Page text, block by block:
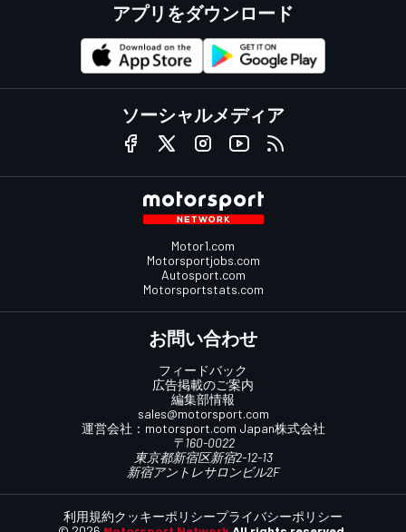
アプリをダウンロード
ソーシャルメディア
Motor1.com
Motorsportjobs.com
Autosport.com
Motorsportstats.com
お問い合わせ
フィードバック
広告掲載のご案内
編集部情報
sales@motorsport.com
運営会社： motorsport.com Japan株式会社
〒160-0022
東京都新宿区新宿2-12-13
新宿アントレサロンビル2F
利用規約クッキーポリシープライバシーポリシー